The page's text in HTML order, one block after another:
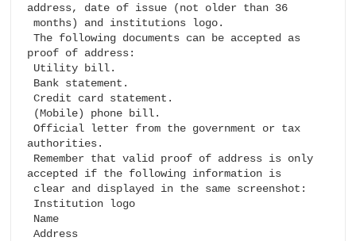
address, date of issue (not older than 36
months) and institutions logo.
The following documents can be accepted as
proof of address:
Credit card statement.
Official letter from the government or tax
authorities.
accepted if the following information is
Address